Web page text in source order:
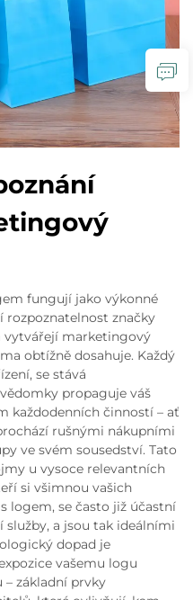
fungují jako výkonné
značky
vytvářejí marketingový
obtížně dosahuje. Každý
se stává
propaguje váš
každodenních činností – ať
rušnými nákupními
ve svém sousedství. Tato
u vysoce relevantních
si všimnou vašich
logem, se často již účastní
a jsou tak ideálními
dopad je
vašemu logu
– základní prvky